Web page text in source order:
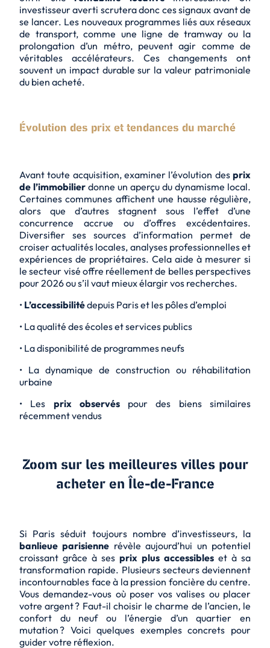
investisseur averti scrutera donc ces signaux avant de
se lancer. Les nouveaux programmes liés aux réseaux
de transport, comme une ligne de tramway ou la
prolongation d’un métro, peuvent agir comme de
véritables accélérateurs. Ces changements ont
souvent un impact durable sur la valeur patrimoniale
du bien acheté.
Évolution des prix et tendances du marché
Avant toute acquisition, examiner l’évolution des prix
de l’immobilier donne un aperçu du dynamisme local.
Certaines communes affichent une hausse régulière,
alors que d’autres stagnent sous l’effet d’une
concurrence accrue ou d’offres excédentaires.
Diversifier ses sources d’information permet de
croiser actualités locales, analyses professionnelles et
expériences de propriétaires. Cela aide à mesurer si
le secteur visé offre réellement de belles perspectives
pour 2026 ou s’il vaut mieux élargir vos recherches.
• L’accessibilitédepuis Paris et les pôles d’emploi
• La qualité des écoles et services publics
• La disponibilité de programmes neufs
• La dynamique de construction ou réhabilitation
urbaine
• Les prix observéspour des biens similaires
récemment vendus
Zoom sur les meilleures villes pour
acheter en Île-de-France
Si Paris séduit toujours nombre d’investisseurs, la
banlieue parisienne révèle aujourd’hui un potentiel
croissant grâce à ses prix plus accessibles et à sa
transformation rapide. Plusieurs secteurs deviennent
incontournables face à la pression foncière du centre.
Vous demandez-vous où poser vos valises ou placer
votre argent ? Faut-il choisir le charme de l’ancien, le
confort du neuf ou l’énergie d’un quartier en
mutation ? Voici quelques exemples concrets pour
guider votre réflexion.